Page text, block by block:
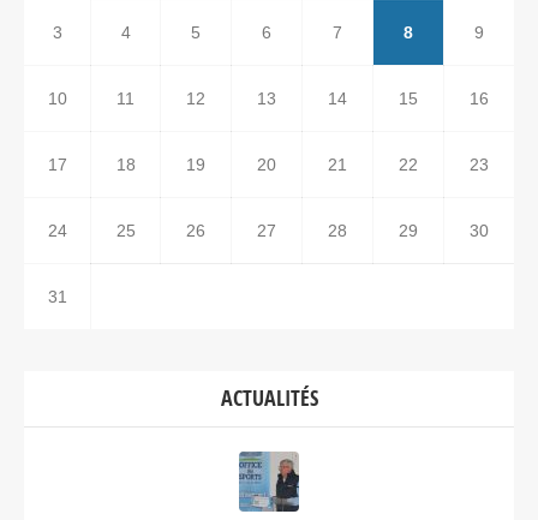
3 4 5 6 7 8 9
10 11 12 13 14 15 16
17 18 19 20 21 22 23
24 25 26 27 28 29 30
31
ACTUALITÉS